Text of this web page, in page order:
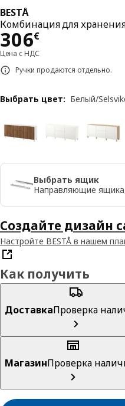
BESTÅ
Комбинация для
306€
Цена 306€
Цена с НДС
Ручки продаются отдельно.
Выбрать цвет: Белый/
Выбрать ящик
Направляющие
Создайте дизайн
Настройте BESTÅ в нашем
Как получить
ДоставкаПроверка
МагазинПроверка